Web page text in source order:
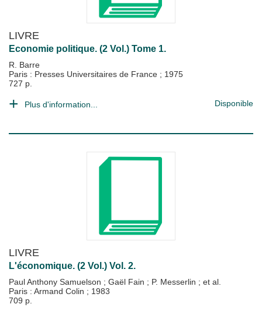
LIVRE
Economie politique. (2 Vol.) Tome 1.
R. Barre
Paris : Presses Universitaires de France ; 1975
727 p.
Plus d'information... Disponible
LIVRE
L'économique. (2 Vol.) Vol. 2.
Paul Anthony Samuelson ; Gaël Fain ; P. Messerlin ; et al.
Paris : Armand Colin ; 1983
709 p.